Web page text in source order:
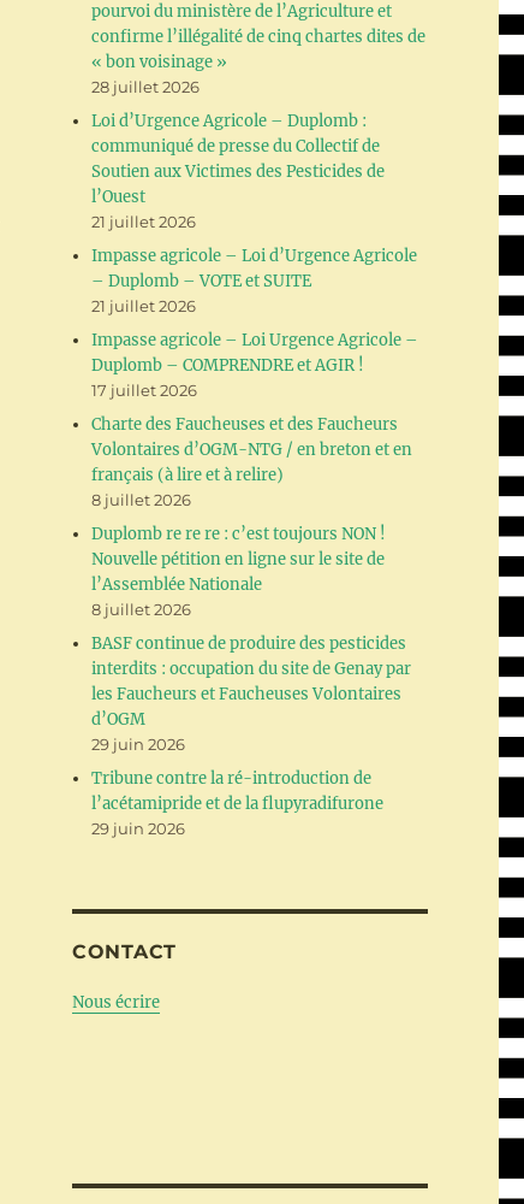
pourvoi du ministère de l’Agriculture et
confirme l’illégalité de cinq chartes dites de
« bon voisinage »
28 juillet 2026
Loi d’Urgence Agricole – Duplomb :
communiqué de presse du Collectif de
Soutien aux Victimes des Pesticides de
l’Ouest
21 juillet 2026
Impasse agricole – Loi d’Urgence Agricole
– Duplomb – VOTE et SUITE
21 juillet 2026
Impasse agricole – Loi Urgence Agricole –
Duplomb – COMPRENDRE et AGIR !
17 juillet 2026
Charte des Faucheuses et des Faucheurs
Volontaires d’OGM-NTG / en breton et en
français (à lire et à relire)
8 juillet 2026
Duplomb re re re : c’est toujours NON !
Nouvelle pétition en ligne sur le site de
l’Assemblée Nationale
8 juillet 2026
BASF continue de produire des pesticides
interdits : occupation du site de Genay par
les Faucheurs et Faucheuses Volontaires
d’OGM
29 juin 2026
Tribune contre la ré-introduction de
l’acétamipride et de la flupyradifurone
29 juin 2026
CONTACT
Nous écrire